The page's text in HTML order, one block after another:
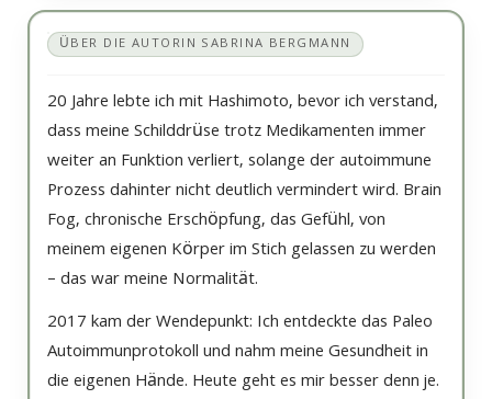
ÜBER DIE AUTORIN SABRINA BERGMANN
20 Jahre lebte ich mit Hashimoto, bevor ich verstand,
dass meine Schilddrüse trotz Medikamenten immer
weiter an Funktion verliert, solange der autoimmune
Prozess dahinter nicht deutlich vermindert wird. Brain
Fog, chronische Erschöpfung, das Gefühl, von
meinem eigenen Körper im Stich gelassen zu werden
– das war meine Normalität.
2017 kam der Wendepunkt: Ich entdeckte das Paleo
Autoimmunprotokoll und nahm meine Gesundheit in
die eigenen Hände. Heute geht es mir besser denn je.